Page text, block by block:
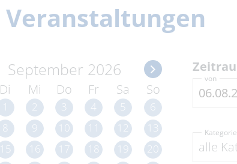
Veranstaltungen
September 2026
Di Mi Do Fr Sa So
1 2 3 4 5
6
8 9 10 11 12
13
15 16 17 18 19
20
von
alle
Kategorie